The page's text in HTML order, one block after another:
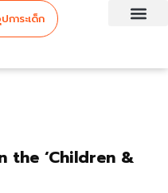
การะเด็ก
the ‘Children &